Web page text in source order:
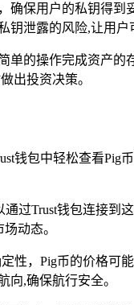
保用户的私钥得
泄露的风险,让用户
的操作完成资产
出投资决策。
钱包中轻松查看Pig
过Trust钱包连接到
动态。
性，Pig币的价格可
,确保航行安全。